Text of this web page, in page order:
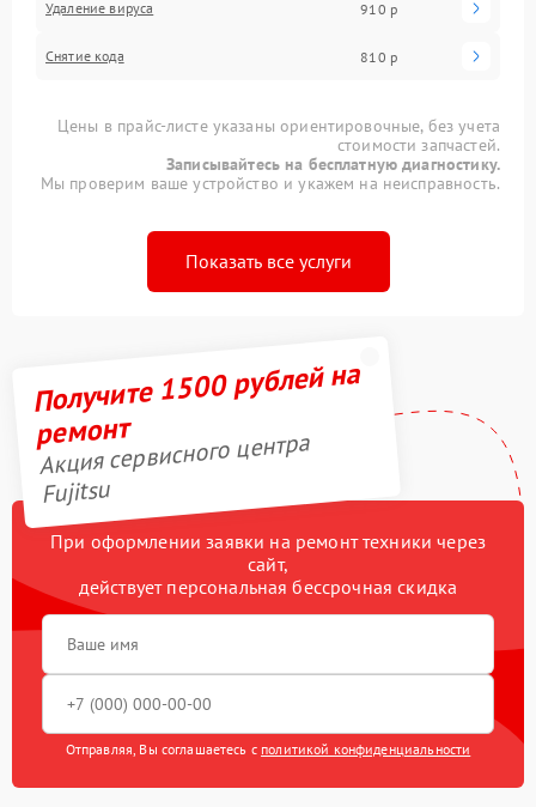
Удаление вируса 910 р
Снятие кода 810 р
Цены в прайс-листе указаны ориентировочные, без учета
стоимости запчастей.
Записывайтесь на бесплатную диагностику.
Мы проверим ваше устройство и укажем на неисправность.
Показать все услуги
Получите 1500 рублей на
ремонт
Акция сервисного центра
Fujitsu
При оформлении заявки на ремонт техники через
сайт,
действует персональная бессрочная скидка
Отправляя, Вы соглашаетесь с политикой конфиденциальности